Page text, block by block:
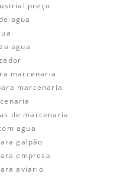
preço
agua
agua
marcenaria
marcenaria
de marcenaria
agua
galpão
empresa
aviario